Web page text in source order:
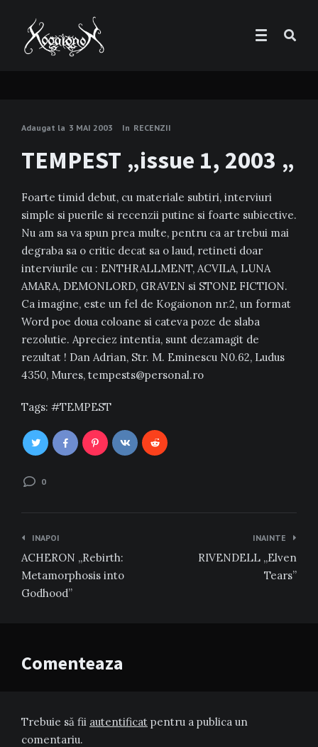
Adaugat la 3 MAI 2003 In RECENZII
TEMPEST „issue 1, 2003 „
Foarte timid debut, cu materiale subtiri, interviuri
simple si puerile si recenzii putine si foarte subiective.
Nu am sa va spun prea multe, pentru ca ar trebui mai
degraba sa o critic decat sa o laud, retineti doar
interviurile cu : ENTHRALLMENT, ACVILA, LUNA
AMARA, DEMONLORD, GRAVEN si STONE FICTION.
Ca imagine, este un fel de Kogaionon nr.2, un format
Word poe doua coloane si cateva poze de slaba
rezolutie. Apreciez intentia, sunt dezamagit de
rezultat ! Dan Adrian, Str. M. Eminescu N0.62, Ludus
4350, Mures, tempests@personal.ro
Tags: TEMPEST
0
Navigare
în
articole
INAPOI
ACHERON „Rebirth:
Metamorphosis into
Godhood”
INAINTE
RIVENDELL „Elven
Tears”
Comenteaza
Trebuie să fii autentificat pentru a publica un
comentariu.